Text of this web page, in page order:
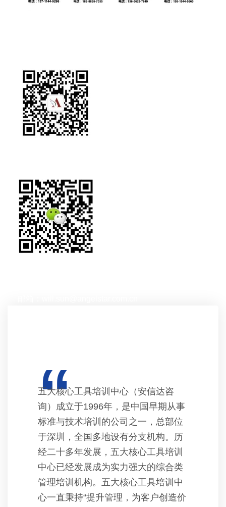
“
五大核心工具培训中心（安信达咨
询）成立于1996年，是中国早期从事
标准与技术培训的公司之一，总部位
于深圳，全国多地设有分支机构。历
经二十多年发展，五大核心工具培训
中心已经发展成为实力强大的综合类
管理培训机构。五大核心工具培训中
心一直秉持“提升管理，为客户创造价